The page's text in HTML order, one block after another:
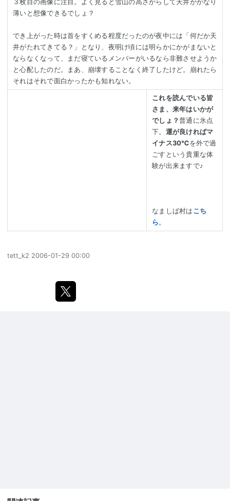
３枚目の画像に注目。よく見ると雪山の高さからして天井がかなり
薄いと想像できるでしょ？
でき上がった時は首をすくめる程度だったのが夜中には「何だか天
井がたれてきてる？」となり、夜明け頃には明らかにかがまないと
ならなくなって、まだ寝ているメンバーがいるなら非難させようか
と心配したのだ。まあ、崩壊することなく終了したけど。崩れたら
それはそれで面白かったかも知れない。
これを読んでいる皆
さま、来年はいかが
でしょ？ 普通に氷点
下。 運が良ければマ
イナス30℃を外で過
ごすという貴重な体
験が出来ますで♪
なましば村は こち
ら 。
tett_k2 2006-01-29 00:00